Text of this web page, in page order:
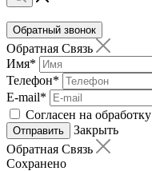
Обратный звонок
Обратная Связь
Имя*
Телефон*
E-mail*
Согласен на обработку
Отправить
Закрыть
Обратная Связь
Сохранено